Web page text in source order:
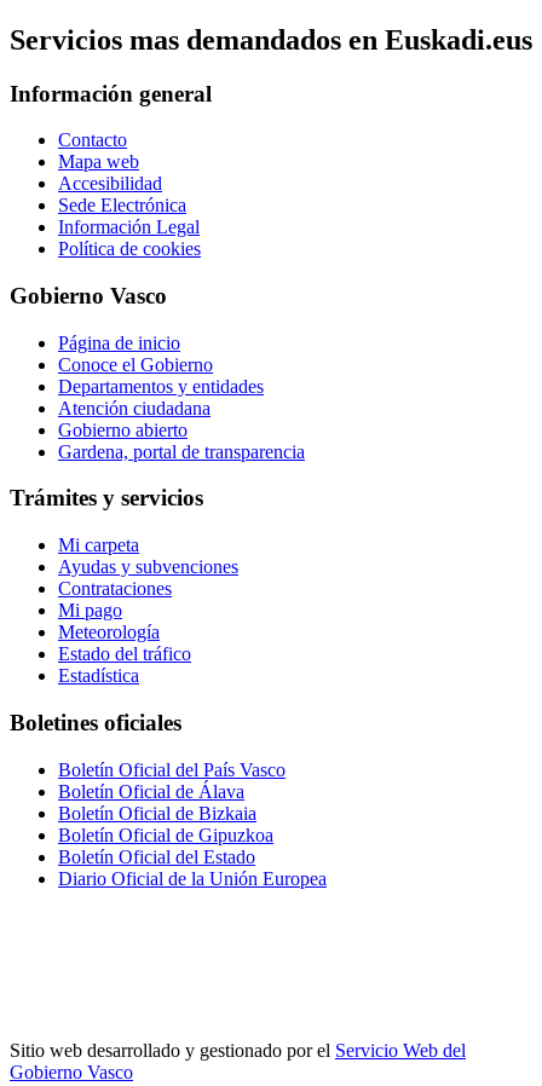
Servicios mas demandados en Euskadi.eus
Información general
Contacto
Mapa web
Accesibilidad
Sede Electrónica
Información Legal
Política de cookies
Gobierno Vasco
Página de inicio
Conoce el Gobierno
Departamentos y entidades
Atención ciudadana
Gobierno abierto
Gardena, portal de transparencia
Trámites y servicios
Mi carpeta
Ayudas y subvenciones
Contrataciones
Mi pago
Meteorología
Estado del tráfico
Estadística
Boletines oficiales
Boletín Oficial del País Vasco
Boletín Oficial de Álava
Boletín Oficial de Bizkaia
Boletín Oficial de Gipuzkoa
Boletín Oficial del Estado
Diario Oficial de la Unión Europea
Sitio web desarrollado y gestionado por el Servicio Web del
Gobierno Vasco